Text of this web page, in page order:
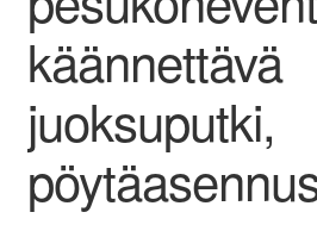
käännettävä
juoksuputki,